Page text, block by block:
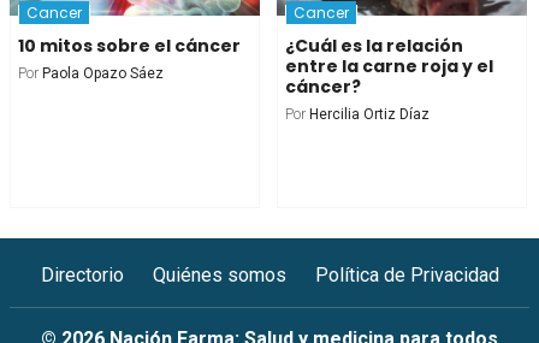
Cancer
10 mitos sobre el cáncer
Por Paola Opazo Sáez
Cancer
¿Cuál es la relación
entre la carne roja y el
cáncer?
Por Hercilia Ortiz Díaz
Directorio Quiénes somos Política de Privacidad